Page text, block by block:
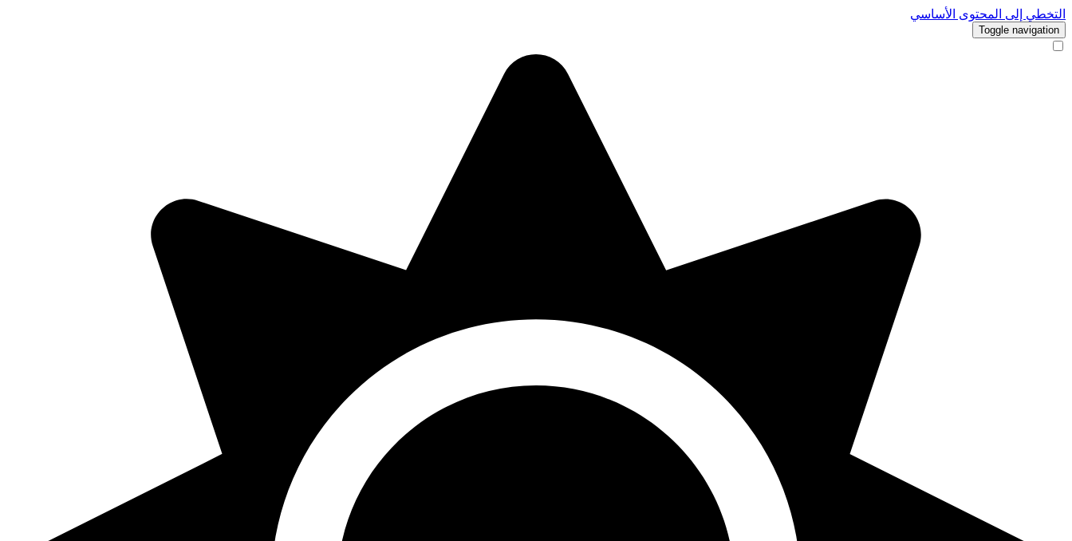
التخطي إلى المحتوى الأساسي
Toggle navigation